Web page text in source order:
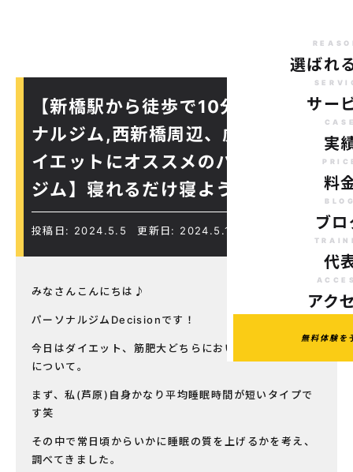
選ばれ
サー
実
料
ブロ
代
アク
無料体験を
【新橋駅から徒歩で10分のパーソ
ナルジム,西新橋周辺、虎ノ門駅ダ
イエットにオススメのパーソナル
ジム】寝れるだけ寝よう！
投稿日: 2024.5.5 更新日: 2024.5.15
みなさんこんにちは♪
パーソナルジムDecisionです！
今日はダイエット、筋肥大どちらにおいても重要な睡眠
について。
まず、私(芦原)自身かなり平均睡眠時間が短いタイプで
す笑
その中で常日頃からいかに睡眠の質を上げるかを考え、
調べてきました。